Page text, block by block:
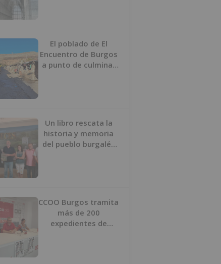
El poblado de El
Encuentro de Burgos
a punto de culminar
Un libro rescata la
historia y memoria
del pueblo burgalés
CCOO Burgos tramita
más de 200
expedientes de